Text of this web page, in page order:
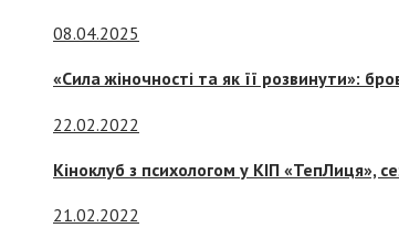
08.04.2025
«Сила жіночності та як її розвинути»:
22.02.2022
Кіноклуб з психологом у КІП «ТепЛиця»,
21.02.2022